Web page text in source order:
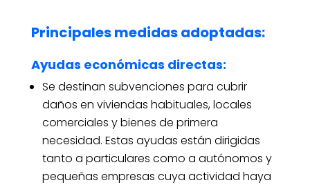
Principales medidas adoptadas:
Ayudas económicas directas:
Se destinan subvenciones para cubrir
daños en viviendas habituales, locales
comerciales y bienes de primera
necesidad. Estas ayudas están dirigidas
tanto a particulares como a autónomos y
pequeñas empresas cuya actividad haya